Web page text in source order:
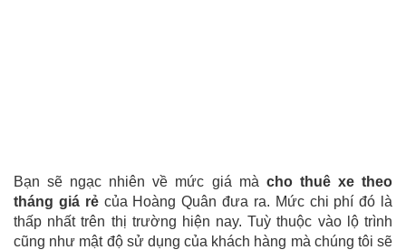
Bạn sẽ ngạc nhiên về mức giá mà cho thuê xe theo
tháng giá rẻcủa Hoàng Quân đưa ra. Mức chi phí đó là
thấp nhất trên thị trường hiện nay. Tuỳ thuộc vào lộ trình
cũng như mật độ sử dụng của khách hàng mà chúng tôi sẽ